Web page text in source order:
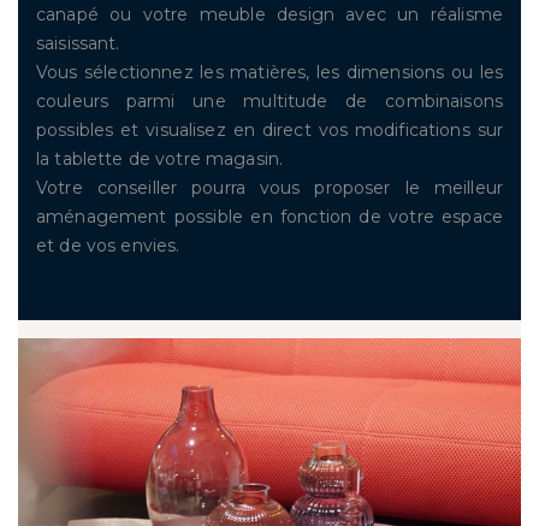
canapé ou votre meuble design avec un réalisme
saisissant.
Vous sélectionnez les matières, les dimensions ou les
couleurs parmi une multitude de combinaisons
possibles et visualisez en direct vos modifications sur
la tablette de votre magasin.
Votre conseiller pourra vous proposer le meilleur
aménagement possible en fonction de votre espace
et de vos envies.